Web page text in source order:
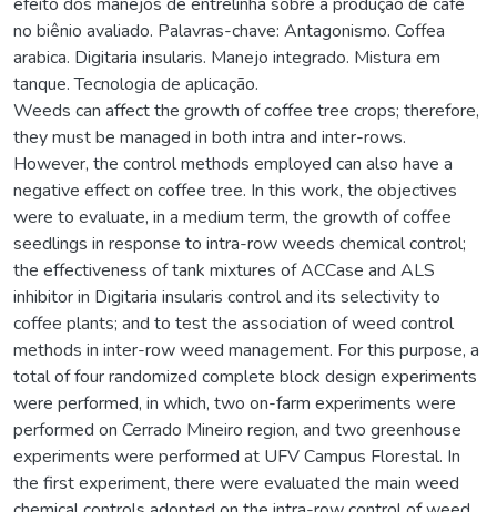
no biênio avaliado. Palavras-chave: Antagonismo. Coffea
arabica. Digitaria insularis. Manejo integrado. Mistura em
tanque. Tecnologia de aplicação.
Weeds can affect the growth of coffee tree crops; therefore,
they must be managed in both intra and inter-rows.
However, the control methods employed can also have a
negative effect on coffee tree. In this work, the objectives
were to evaluate, in a medium term, the growth of coffee
seedlings in response to intra-row weeds chemical control;
the effectiveness of tank mixtures of ACCase and ALS
inhibitor in Digitaria insularis control and its selectivity to
coffee plants; and to test the association of weed control
methods in inter-row weed management. For this purpose, a
total of four randomized complete block design experiments
were performed, in which, two on-farm experiments were
performed on Cerrado Mineiro region, and two greenhouse
experiments were performed at UFV Campus Florestal. In
the first experiment, there were evaluated the main weed